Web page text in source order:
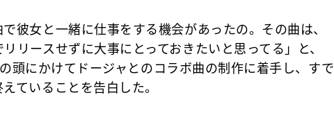
彼女と一緒に仕事をする機会があったの。その曲は、
リースせずに大事にとっておきたいと思ってる」と、
頭にかけてドージャとのコラボ曲の制作に着手し、すで
ていることを告白した。